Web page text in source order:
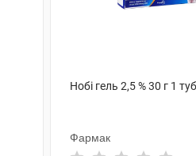
Нобі гель 2,5 % 30 г 1
Фармак